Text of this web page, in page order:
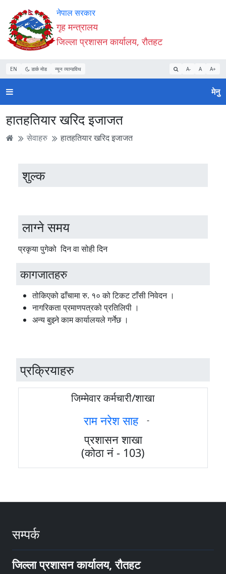
Accessibility
Mode
सुरु
गर्नुहोस्
सामाग्री
पढ्नुहाेस्
नेभिगेसन
पढ्नुहाेस्
वेबसाइट
खोजमा
जानुहोस्
नेपाल सरकार
गृह मन्त्रालय
जिल्ला प्रशासन कार्यालय, रौतहट
EN डार्क मोड न्यून व्यान्डविथ A- A A+
मेनु
हातहतियार खरिद इजाजत
सेवाहरु हातहतियार खरिद इजाजत
शुल्क
लाग्ने समय
प्रकृया पुगेको दिन वा सोही दिन
कागजातहरु
तोकिएको ढाँचामा रु. १० को टिकट टाँसी निवेदन ।
नागरिकता प्रमाणपत्रको प्रतिलिपी ।
अन्य बुझ्ने काम कार्यालयले गर्नेछ ।
प्रक्रियाहरु
जिम्मेवार कर्मचारी/शाखा
राम नरेश साह -
प्रशासन शाखा
(कोठा नं - 103)
सम्पर्क
जिल्ला प्रशासन कार्यालय, रौतहट